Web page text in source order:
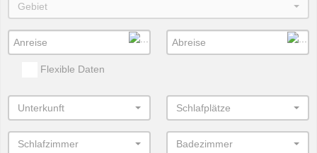
Gebiet
Flexible Daten
Unterkunft Schlafplätze
Schlafzimmer Badezimmer